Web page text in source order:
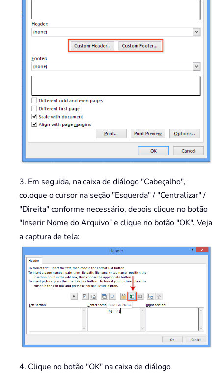
3. Em seguida, na caixa de diálogo "Cabeçalho",
coloque o cursor na seção "Esquerda" / "Centralizar" /
"Direita" conforme necessário, depois clique no botão
"Inserir Nome do Arquivo" e clique no botão "OK". Veja
a captura de tela:
4. Clique no botão "OK" na caixa de diálogo